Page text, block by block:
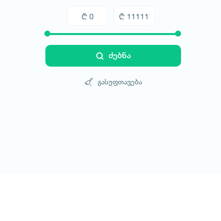
ძებნა
გასუფთავება